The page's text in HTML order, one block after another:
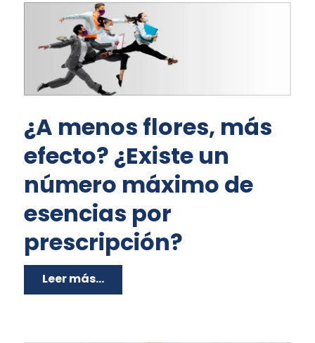
¿A menos flores, más
efecto? ¿Existe un
número máximo de
esencias por
prescripción?
Leer más...